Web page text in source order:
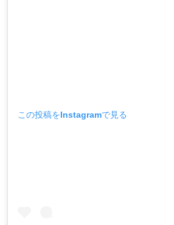
この投稿をInstagramで見る